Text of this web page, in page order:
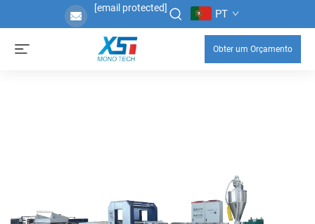
[email protected] PT
Obter um Orçamento